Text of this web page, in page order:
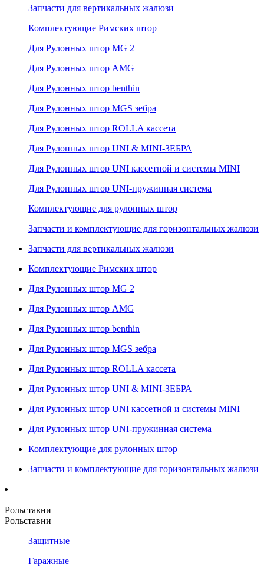
Запчасти для вертикальных жалюзи
Комплектующие Римских штор
Для Рулонных штор MG 2
Для Рулонных штор AMG
Для Рулонных штор benthin
Для Рулонных штор MGS зебра
Для Рулонных штор ROLLA кассета
Для Рулонных штор UNI & MINI-ЗЕБРА
Для Рулонных штор UNI кассетной и системы MINI
Для Рулонных штор UNI-пружинная система
Комплектующие для рулонных штор
Запчасти и комплектующие для горизонтальных жалюзи
Запчасти для вертикальных жалюзи
Комплектующие Римских штор
Для Рулонных штор MG 2
Для Рулонных штор AMG
Для Рулонных штор benthin
Для Рулонных штор MGS зебра
Для Рулонных штор ROLLA кассета
Для Рулонных штор UNI & MINI-ЗЕБРА
Для Рулонных штор UNI кассетной и системы MINI
Для Рулонных штор UNI-пружинная система
Комплектующие для рулонных штор
Запчасти и комплектующие для горизонтальных жалюзи
Рольставни
Рольставни
Защитные
Гаражные